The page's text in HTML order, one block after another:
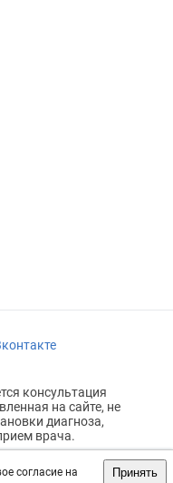
согласие на
Принять
консультация
на сайте, не
диагноза,
врача.